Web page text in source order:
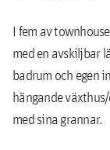
I fem av
med en avskiljbar
badrum och egen
hängande
med sina grannar.